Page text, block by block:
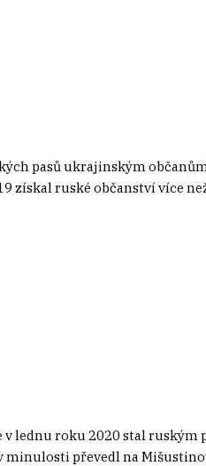
pasů ukrajinským
získal ruské občanství více
lednu roku 2020 stal
převedl na